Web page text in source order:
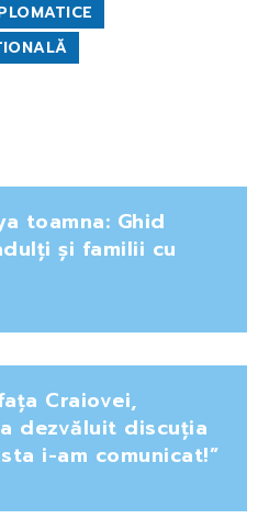
toamna: Ghid
și familii cu
Craiovei,
dezvăluit discuția
i-am comunicat!”